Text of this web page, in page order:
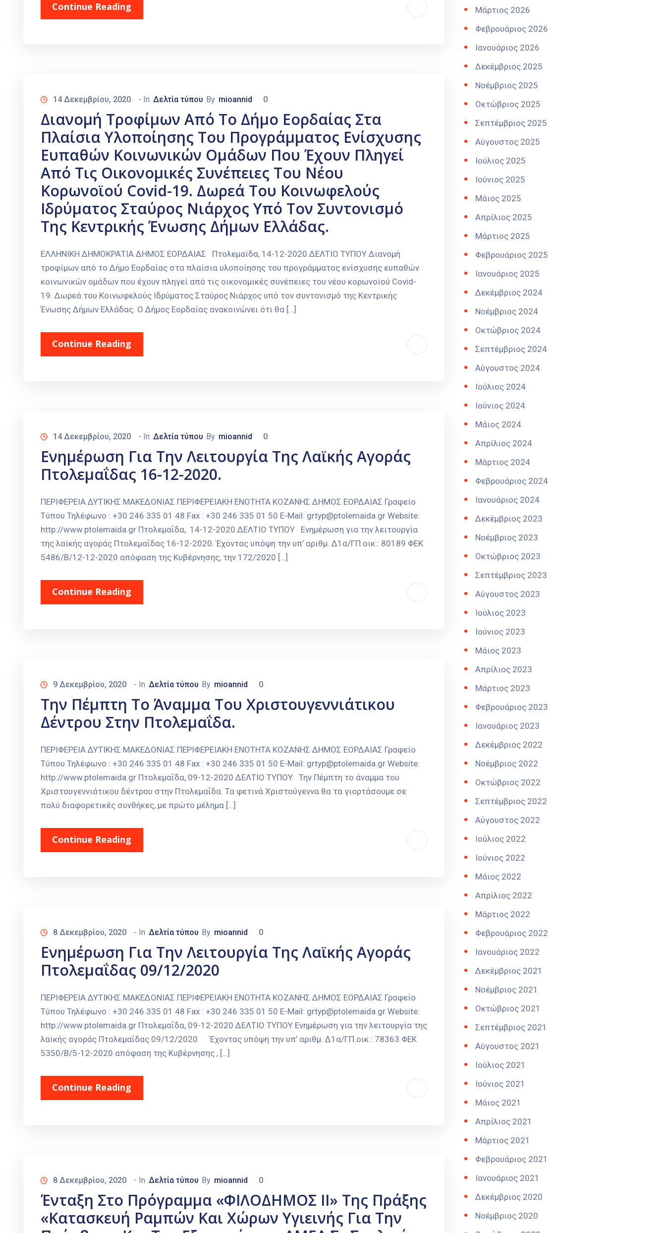
Continue Reading
14 Δεκεμβρίου, 2020 - In Δελτία τύπου By mioannid 0
Διανομή Τροφίμων Από Το Δήμο Εορδαίας Στα
Πλαίσια Υλοποίησης Του Προγράμματος Ενίσχυσης
Ευπαθών Κοινωνικών Ομάδων Που Έχουν Πληγεί
Από Τις Οικονομικές Συνέπειες Του Νέου
Κορωνοϊού Covid-19. Δωρεά Του Κοινωφελούς
Ιδρύματος Σταύρος Νιάρχος Υπό Τον Συντονισμό
Της Κεντρικής Ένωσης Δήμων Ελλάδας.
ΕΛΛΗΝΙΚΗ ΔΗΜΟΚΡΑΤΙΑ ΔΗΜΟΣ ΕΟΡΔΑΙΑΣ Πτολεμαϊδα, 14-12-2020 ΔΕΛΤΙΟ ΤΥΠΟΥ Διανομή
τροφίμων από το Δήμο Εορδαίας στα πλαίσια υλοποίησης του προγράμματος ενίσχυσης ευπαθών
κοινωνικών ομάδων που έχουν πληγεί από τις οικονομικές συνέπειες του νέου κορωνοϊού Covid-
19. Δωρεά του Κοινωφελούς Ιδρύματος Σταύρος Νιάρχος υπό τον συντονισμό της Κεντρικής
Ένωσης Δήμων Ελλάδας. Ο Δήμος Εορδαίας ανακοινώνει ότι θα […]
Continue Reading
14 Δεκεμβρίου, 2020 - In Δελτία τύπου By mioannid 0
Ενημέρωση Για Την Λειτουργία Της Λαϊκής Αγοράς
Πτολεμαΐδας 16-12-2020.
ΠΕΡΙΦΕΡΕΙΑ ΔΥΤΙΚΗΣ ΜΑΚΕΔΟΝΙΑΣ ΠΕΡΙΦΕΡΕΙΑΚΗ ΕΝΟΤΗΤΑ ΚΟΖΑΝΗΣ ΔΗΜΟΣ ΕΟΡΔΑΙΑΣ Γραφείο
Τύπου Τηλέφωνο : +30 246 335 01 48 Fax : +30 246 335 01 50 E-Mail: grtyp@ptolemaida.gr Website:
http://www.ptolemaida.gr Πτολεμαΐδα, 14-12-2020 ΔΕΛΤΙΟ ΤΥΠΟΥ Ενημέρωση για την λειτουργία
της λαϊκής αγοράς Πτολεμαΐδας 16-12-2020. Έχοντας υπόψη την υπ’ αριθμ. Δ1α/ΓΠ.οικ.: 80189 ΦΕΚ
5486/Β/12-12-2020 απόφαση της Κυβέρνησης, την 172/2020 […]
Continue Reading
9 Δεκεμβρίου, 2020 - In Δελτία τύπου By mioannid 0
Την Πέμπτη Το Άναμμα Του Χριστουγεννιάτικου
Δέντρου Στην Πτολεμαΐδα.
ΠΕΡΙΦΕΡΕΙΑ ΔΥΤΙΚΗΣ ΜΑΚΕΔΟΝΙΑΣ ΠΕΡΙΦΕΡΕΙΑΚΗ ΕΝΟΤΗΤΑ ΚΟΖΑΝΗΣ ΔΗΜΟΣ ΕΟΡΔΑΙΑΣ Γραφείο
Τύπου Τηλέφωνο : +30 246 335 01 48 Fax : +30 246 335 01 50 E-Mail: grtyp@ptolemaida.gr Website:
http://www.ptolemaida.gr Πτολεμαΐδα, 09-12-2020 ΔΕΛΤΙΟ ΤΥΠΟΥ Την Πέμπτη το άναμμα του
Χριστουγεννιάτικου δέντρου στην Πτολεμαΐδα. Τα φετινά Χριστούγεννα θα τα γιορτάσουμε σε
πολύ διαφορετικές συνθήκες, με πρώτο μέλημα […]
Continue Reading
8 Δεκεμβρίου, 2020 - In Δελτία τύπου By mioannid 0
Ενημέρωση Για Την Λειτουργία Της Λαϊκής Αγοράς
Πτολεμαΐδας 09/12/2020
ΠΕΡΙΦΕΡΕΙΑ ΔΥΤΙΚΗΣ ΜΑΚΕΔΟΝΙΑΣ ΠΕΡΙΦΕΡΕΙΑΚΗ ΕΝΟΤΗΤΑ ΚΟΖΑΝΗΣ ΔΗΜΟΣ ΕΟΡΔΑΙΑΣ Γραφείο
Τύπου Τηλέφωνο : +30 246 335 01 48 Fax : +30 246 335 01 50 E-Mail: grtyp@ptolemaida.gr Website:
http://www.ptolemaida.gr Πτολεμαΐδα, 09-12-2020 ΔΕΛΤΙΟ ΤΥΠΟΥ Ενημέρωση για την λειτουργία της
λαϊκής αγοράς Πτολεμαΐδας 09/12/2020 Έχοντας υπόψη την υπ’ αριθμ. Δ1α/ΓΠ.οικ.: 78363 ΦΕΚ
5350/Β/5-12-2020 απόφαση της Κυβέρνησης , […]
Continue Reading
8 Δεκεμβρίου, 2020 - In Δελτία τύπου By mioannid 0
Ένταξη Στο Πρόγραμμα «ΦΙΛΟΔΗΜΟΣ ΙΙ» Της Πράξης
«Κατασκευή Ραμπών Και Χώρων Υγιεινής Για Την
Μάρτιος 2026
Φεβρουάριος 2026
Ιανουάριος 2026
Δεκέμβριος 2025
Νοέμβριος 2025
Οκτώβριος 2025
Σεπτέμβριος 2025
Αύγουστος 2025
Ιούλιος 2025
Ιούνιος 2025
Μάιος 2025
Απρίλιος 2025
Μάρτιος 2025
Φεβρουάριος 2025
Ιανουάριος 2025
Δεκέμβριος 2024
Νοέμβριος 2024
Οκτώβριος 2024
Σεπτέμβριος 2024
Αύγουστος 2024
Ιούλιος 2024
Ιούνιος 2024
Μάιος 2024
Απρίλιος 2024
Μάρτιος 2024
Φεβρουάριος 2024
Ιανουάριος 2024
Δεκέμβριος 2023
Νοέμβριος 2023
Οκτώβριος 2023
Σεπτέμβριος 2023
Αύγουστος 2023
Ιούλιος 2023
Ιούνιος 2023
Μάιος 2023
Απρίλιος 2023
Μάρτιος 2023
Φεβρουάριος 2023
Ιανουάριος 2023
Δεκέμβριος 2022
Νοέμβριος 2022
Οκτώβριος 2022
Σεπτέμβριος 2022
Αύγουστος 2022
Ιούλιος 2022
Ιούνιος 2022
Μάιος 2022
Απρίλιος 2022
Μάρτιος 2022
Φεβρουάριος 2022
Ιανουάριος 2022
Δεκέμβριος 2021
Νοέμβριος 2021
Οκτώβριος 2021
Σεπτέμβριος 2021
Αύγουστος 2021
Ιούλιος 2021
Ιούνιος 2021
Μάιος 2021
Απρίλιος 2021
Μάρτιος 2021
Φεβρουάριος 2021
Ιανουάριος 2021
Δεκέμβριος 2020
Νοέμβριος 2020